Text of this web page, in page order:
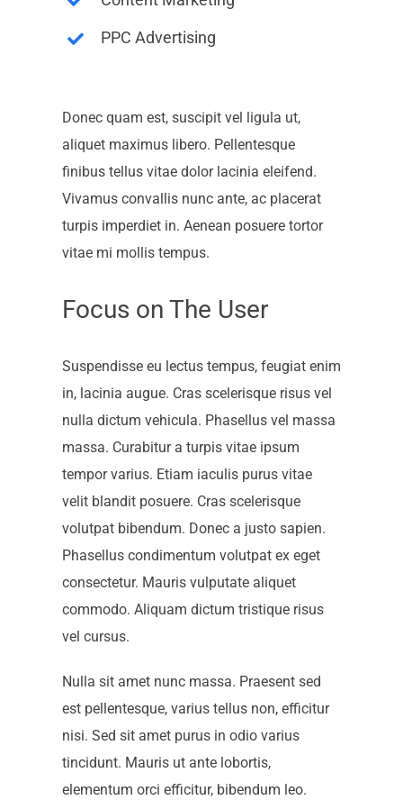
PPC Advertising
Donec quam est, suscipit vel ligula ut,
aliquet maximus libero. Pellentesque
finibus tellus vitae dolor lacinia eleifend.
Vivamus convallis nunc ante, ac placerat
turpis imperdiet in. Aenean posuere tortor
vitae mi mollis tempus.
Focus on The User
Suspendisse eu lectus tempus, feugiat enim
in, lacinia augue. Cras scelerisque risus vel
nulla dictum vehicula. Phasellus vel massa
massa. Curabitur a turpis vitae ipsum
tempor varius. Etiam iaculis purus vitae
velit blandit posuere. Cras scelerisque
volutpat bibendum. Donec a justo sapien.
Phasellus condimentum volutpat ex eget
consectetur. Mauris vulputate aliquet
commodo. Aliquam dictum tristique risus
vel cursus.
Nulla sit amet nunc massa. Praesent sed
est pellentesque, varius tellus non, efficitur
nisi. Sed sit amet purus in odio varius
tincidunt. Mauris ut ante lobortis,
elementum orci efficitur, bibendum leo.